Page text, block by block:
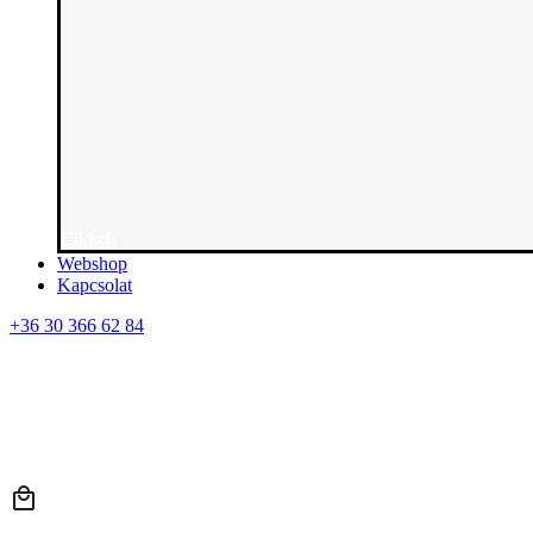
Webshop
Kapcsolat
+36 30 366 62 84